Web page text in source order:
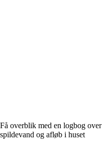
Få overblik med en logbog over
spildevand og afløb i huset